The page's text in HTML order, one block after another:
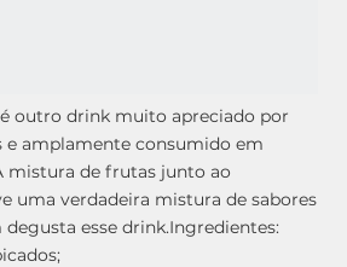
outro drink muito apreciado por
e amplamente consumido em
mistura de frutas junto ao
uma verdadeira mistura de sabores
esse drink.Ingredientes: